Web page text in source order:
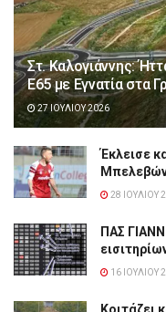
Στ. Καλογιάννης:
Ε65 με Εγνατία στα
27 ΙΟΥΛΊΟΥ 2026
Έκλεισε
28 ΙΟΥΛΊΟΥ
ΠΑΣ
16 ΙΟΥΛΊΟΥ